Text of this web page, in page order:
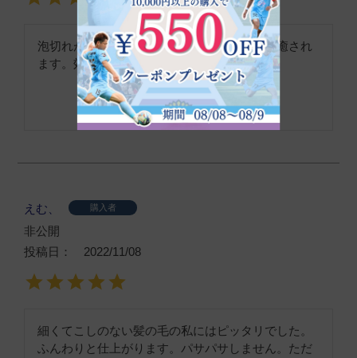
泡切れが良いので洗髪が楽ですし、香りにも癒され
ます。効果はこれから期待しています。
えむ、 購入者
非公開
投稿日
2022/11/08
細くてこしのない髪の毛の私にはピッタリでした。
ふんわりと仕上がります。パサパサしません。ただ